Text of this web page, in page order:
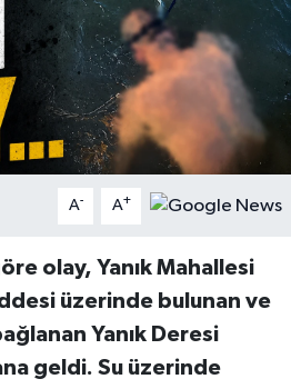
A- A+
olay, Yanık Mahallesi
üzerinde bulunan ve
Yanık Deresi
geldi. Su üzerinde